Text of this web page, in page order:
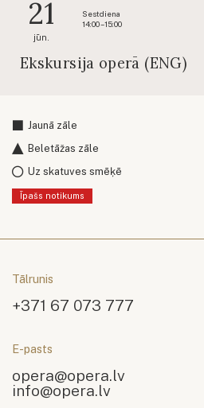
21
jūn.
Sestdiena
14:00 – 15:00
Ekskursija operā (ENG)
Jaunā zāle
Beletāžas zāle
Uz skatuves smēķē
Īpašs notikums
Tālrunis
+371 67 073 777
E-pasts
opera@opera.lv
info@opera.lv